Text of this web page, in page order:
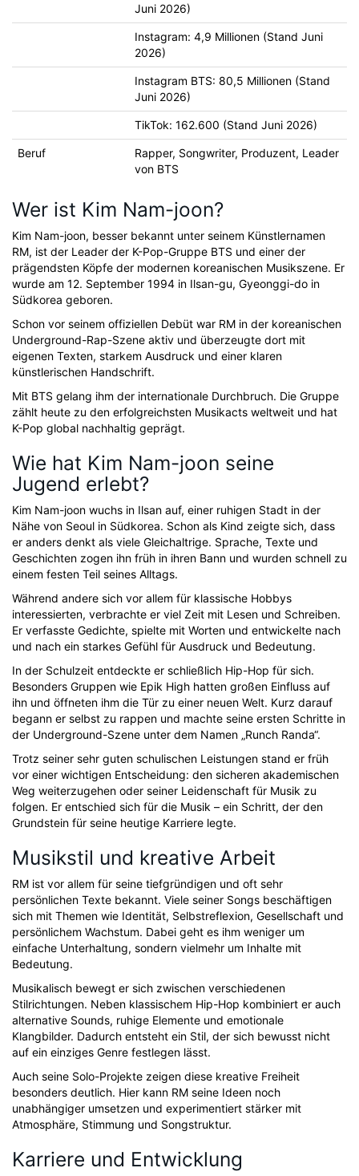
Juni 2026)
Instagram: 4,9 Millionen (Stand Juni
2026)
Instagram BTS: 80,5 Millionen (Stand
Juni 2026)
TikTok: 162.600 (Stand Juni 2026)
Beruf
Rapper, Songwriter, Produzent, Leader
von BTS
Wer ist Kim Nam-joon?
Kim Nam-joon, besser bekannt unter seinem Künstlernamen
RM, ist der Leader der K-Pop-Gruppe BTS und einer der
prägendsten Köpfe der modernen koreanischen Musikszene. Er
wurde am 12. September 1994 in Ilsan-gu, Gyeonggi-do in
Südkorea geboren.
Schon vor seinem offiziellen Debüt war RM in der koreanischen
Underground-Rap-Szene aktiv und überzeugte dort mit
eigenen Texten, starkem Ausdruck und einer klaren
künstlerischen Handschrift.
Mit BTS gelang ihm der internationale Durchbruch. Die Gruppe
zählt heute zu den erfolgreichsten Musikacts weltweit und hat
K-Pop global nachhaltig geprägt.
Wie hat Kim Nam-joon seine
Jugend erlebt?
Kim Nam-joon wuchs in Ilsan auf, einer ruhigen Stadt in der
Nähe von Seoul in Südkorea. Schon als Kind zeigte sich, dass
er anders denkt als viele Gleichaltrige. Sprache, Texte und
Geschichten zogen ihn früh in ihren Bann und wurden schnell zu
einem festen Teil seines Alltags.
Während andere sich vor allem für klassische Hobbys
interessierten, verbrachte er viel Zeit mit Lesen und Schreiben.
Er verfasste Gedichte, spielte mit Worten und entwickelte nach
und nach ein starkes Gefühl für Ausdruck und Bedeutung.
In der Schulzeit entdeckte er schließlich Hip-Hop für sich.
Besonders Gruppen wie Epik High hatten großen Einfluss auf
ihn und öffneten ihm die Tür zu einer neuen Welt. Kurz darauf
begann er selbst zu rappen und machte seine ersten Schritte in
der Underground-Szene unter dem Namen „Runch Randa“.
Trotz seiner sehr guten schulischen Leistungen stand er früh
vor einer wichtigen Entscheidung: den sicheren akademischen
Weg weiterzugehen oder seiner Leidenschaft für Musik zu
folgen. Er entschied sich für die Musik – ein Schritt, der den
Grundstein für seine heutige Karriere legte.
Musikstil und kreative Arbeit
RM ist vor allem für seine tiefgründigen und oft sehr
persönlichen Texte bekannt. Viele seiner Songs beschäftigen
sich mit Themen wie Identität, Selbstreflexion, Gesellschaft und
persönlichem Wachstum. Dabei geht es ihm weniger um
einfache Unterhaltung, sondern vielmehr um Inhalte mit
Bedeutung.
Musikalisch bewegt er sich zwischen verschiedenen
Stilrichtungen. Neben klassischem Hip-Hop kombiniert er auch
alternative Sounds, ruhige Elemente und emotionale
Klangbilder. Dadurch entsteht ein Stil, der sich bewusst nicht
auf ein einziges Genre festlegen lässt.
Auch seine Solo-Projekte zeigen diese kreative Freiheit
besonders deutlich. Hier kann RM seine Ideen noch
unabhängiger umsetzen und experimentiert stärker mit
Atmosphäre, Stimmung und Songstruktur.
Karriere und Entwicklung